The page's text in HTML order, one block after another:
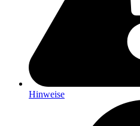
Hinweise